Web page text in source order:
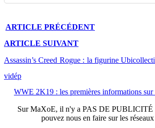
ARTICLE PRÉCÉDENT
ARTICLE SUIVANT
Assassin’s Creed Rogue : la figurine
vidép
WWE 2K19 : les premières informations sur
SurMaXoE, il n'y a PAS DE PUBLICITÉ
pouvez nous en faire sur les